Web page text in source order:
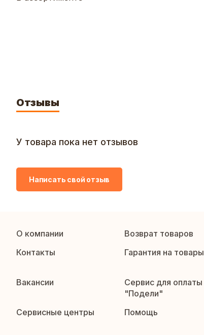
Отзывы
У товара пока нет отзывов
Написать свой отзыв
О компании Возврат товаров
Контакты
Гарантия на товары
Вакансии
Сервис для оплаты
"Подели"
Сервисные центры
Помощь